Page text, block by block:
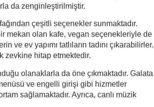
da zenginleştirilmiştir.
çeşitli seçenekler sunmaktadır.
mekan olan kafe, vegan seçenekleriyle de
ev yapımı tatlıların tadını çıkarabilirler.
zevkine hitap etmektedir.
olanaklarla da öne çıkmaktadır. Galata
ve engelli girişi gibi hizmetler
sağlamaktadır. Ayrıca, canlı müzik